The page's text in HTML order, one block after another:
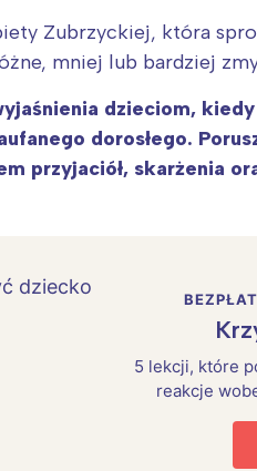
Zubrzyckiej, która
mniej lub bardziej
dzieciom,
dorosłego.
przyjaciół, skarżenia
5 lekcji, które
reakcje